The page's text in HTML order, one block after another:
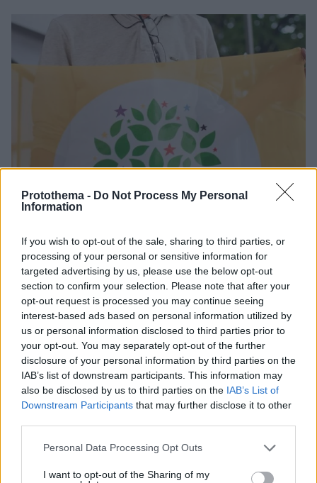
Protothema - Do Not Process My Personal
Information
If you wish to opt-out of the sale, sharing to third parties, or
processing of your personal or sensitive information for
targeted advertising by us, please use the below opt-out
section to confirm your selection. Please note that after your
opt-out request is processed you may continue seeing
interest-based ads based on personal information utilized by
us or personal information disclosed to third parties prior to
your opt-out. You may separately opt-out of the further
disclosure of your personal information by third parties on the
IAB’s list of downstream participants. This information may
also be disclosed by us to third parties on the IAB’s List of
Downstream Participants that may further disclose it to other
Please note that this website/app uses one or more Google
not limited to your visit or usage behaviour. You may click to
Personal Data Processing Opt Outs
I want to opt-out of the Sharing of my
Μπλόκο στους λογαριασμούς του φιλοκουρδικού
κόμματος HDP από το Συνταγματικό Δικαστήριο της
Τουρκίας
Το τουρκικό καθεστώς κατηγορεί το Δημοκρατικό
Κόμμα των Λαών (HDP), τρίτη δύναμη στο τουρκικό